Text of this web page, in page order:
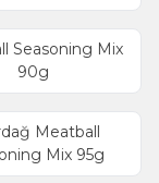
Seasoning Mix
90g
Meatball
Mix 95g